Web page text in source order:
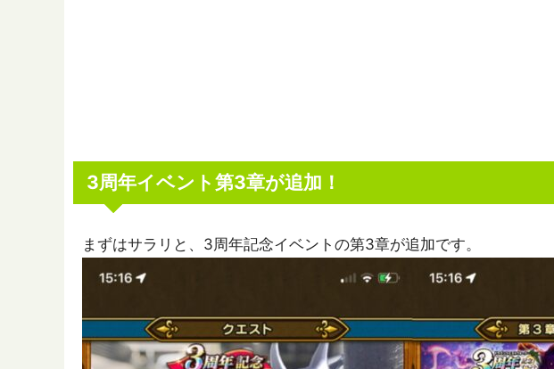
3周年イベント第3章が追加！
まずはサラリと、3周年記念イベントの第3章が追加です。